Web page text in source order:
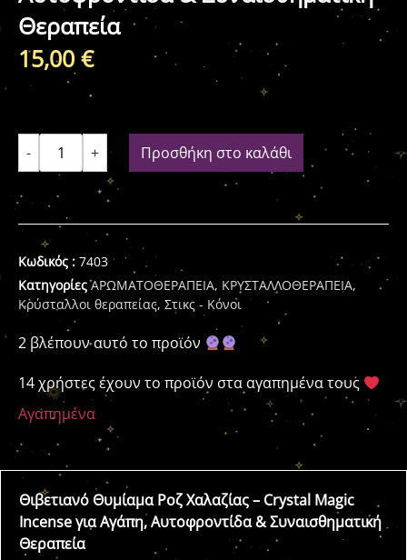
Θεραπεία
15,00 €
- + Προσθήκη στο καλάθι
Κωδικός : 7403
Κατηγορίες ΑΡΩΜΑΤΟΘΕΡΑΠΕΙΑ, ΚΡΥΣΤΑΛΛΟΘΕΡΑΠΕΙΑ,
Κρύσταλλοι θεραπείας, Στικς - Κόνοι
2 βλέπουν αυτό το προϊόν
14 χρήστες έχουν το προϊόν στα αγαπημένα τους
Αγαπημένα
Θιβετιανό Θυμίαμα Ροζ Χαλαζίας – Crystal Magic
Incense για Αγάπη, Αυτοφροντίδα & Συναισθηματική
Θεραπεία